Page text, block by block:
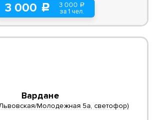
3 000 c 3 000 a
за 1 чел.
Вардане
Молодежная 5а, светофор)